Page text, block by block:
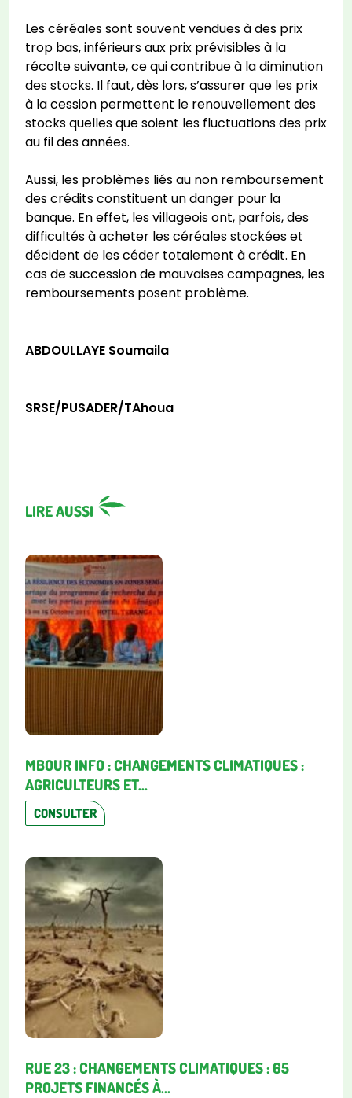
Les céréales sont souvent vendues à des prix
trop bas, inférieurs aux prix prévisibles à la
récolte suivante, ce qui contribue à la diminution
des stocks. Il faut, dès lors, s’assurer que les prix
à la cession permettent le renouvellement des
stocks quelles que soient les fluctuations des prix
au fil des années.
Aussi, les problèmes liés au non remboursement
des crédits constituent un danger pour la
banque. En effet, les villageois ont, parfois, des
difficultés à acheter les céréales stockées et
décident de les céder totalement à crédit. En
cas de succession de mauvaises campagnes, les
remboursements posent problème.
ABDOULLAYE Soumaila
SRSE/PUSADER/TAhoua
LIRE AUSSI
MBOUR INFO : CHANGEMENTS CLIMATIQUES :
AGRICULTEURS ET...
CONSULTER
RUE 23 : CHANGEMENTS CLIMATIQUES : 65
PROJETS FINANCÉS À...